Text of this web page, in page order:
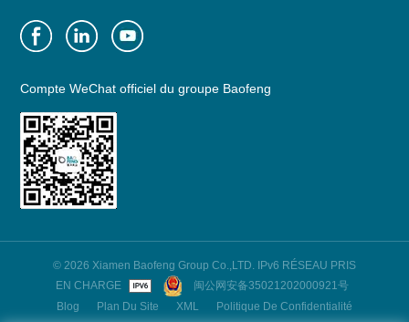
Compte WeChat officiel du groupe Baofeng
© 2026 Xiamen Baofeng Group Co.,LTD. IPv6 RÉSEAU PRIS
EN CHARGE
闽公网安备35021202000921号
Blog
Plan Du Site XML Politique De Confidentialité